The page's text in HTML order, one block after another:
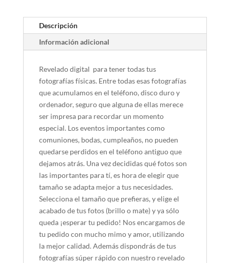
Descripción
Información adicional
Revelado digital para tener todas tus
fotografías físicas. Entre todas esas fotografías
que acumulamos en el teléfono, disco duro y
ordenador, seguro que alguna de ellas merece
ser impresa para recordar un momento
especial. Los eventos importantes como
comuniones, bodas, cumpleaños, no pueden
quedarse perdidos en el teléfono antiguo que
dejamos atrás. Una vez decididas qué fotos son
las importantes para tí, es hora de elegir que
tamaño se adapta mejor a tus necesidades.
Selecciona el tamaño que prefieras, y elige el
acabado de tus fotos (brillo o mate) y ya sólo
queda ¡esperar tu pedido! Nos encargamos de
tu pedido con mucho mimo y amor, utilizando
la mejor calidad. Además dispondrás de tus
fotografías súper rápido con nuestro revelado